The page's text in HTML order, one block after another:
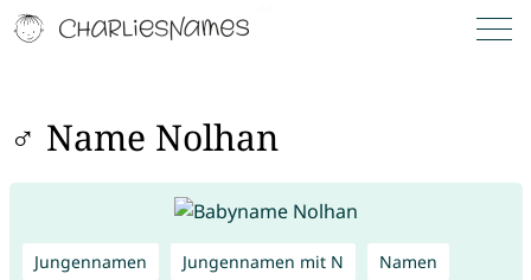
♂ Name Nolhan
Jungennamen Jungennamen mit N Namen